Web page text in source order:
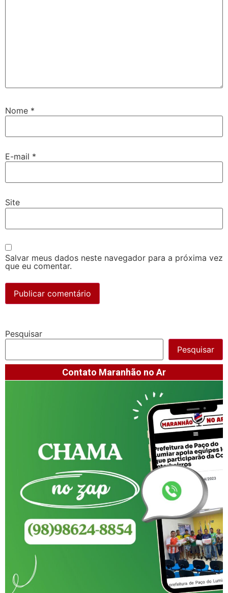
Nome *
E-mail *
Site
Salvar meus dados neste navegador para a próxima vez
que eu comentar.
Pesquisar
Pesquisar
Contato Maranhão no Ar